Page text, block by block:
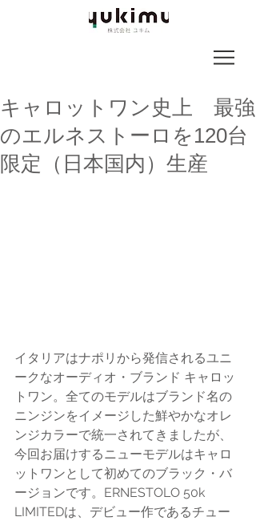
キャロットワン史上 最強
のエルネストーロを120台
限定（日本国内）生産
イタリアはナポリから発信されるユニ
ークなオーディオ・ブランド キャロッ
トワン。全てのモデルはブランド名の
ニンジンをイメージした鮮やかなオレ
ンジカラーで統一されてきましたが、
今回お届けするニューモデルはキャロ
ットワンとして初めてのブラック・バ
ージョンです。ERNESTOLO 50k
LIMITEDは、デビュー作であるチュー